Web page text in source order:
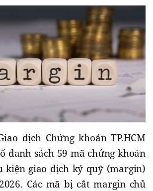
dịch Chứng khoán TP.HCM
danh sách 59 mã chứng khoán
kiện giao dịch ký quỹ (margin)
Các mã bị cắt margin chủ